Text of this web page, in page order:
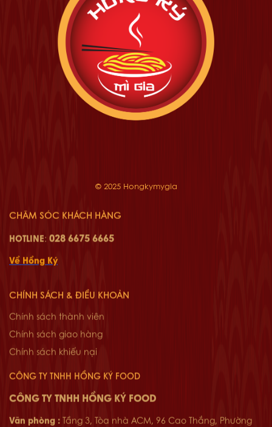
© 2025 Hongkymygia
CHĂM SÓC KHÁCH HÀNG
HOTLINE: 028 6675 6665
Về Hồng Ký
CHÍNH SÁCH & ĐIỀU KHOẢN
Chính sách thành viên
Chính sách giao hàng
Chính sách khiếu nại
CÔNG TY TNHH HỒNG KÝ FOOD
CÔNG TY TNHH HỒNG KÝ FOOD
Văn phòng : Tầng 3, Tòa nhà ACM, 96 Cao Thắng, Phường